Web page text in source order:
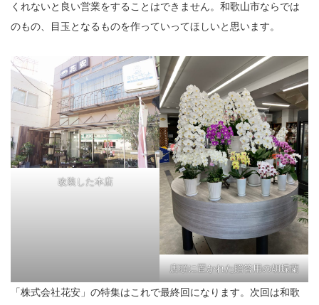
くれないと良い営業をすることはできません。和歌山市ならでは
のもの、目玉となるものを作っていってほしいと思います。
改装した本店
店頭に置かれた贈答用の胡蝶蘭
「株式会社花安」の特集はこれで最終回になります。次回は和歌